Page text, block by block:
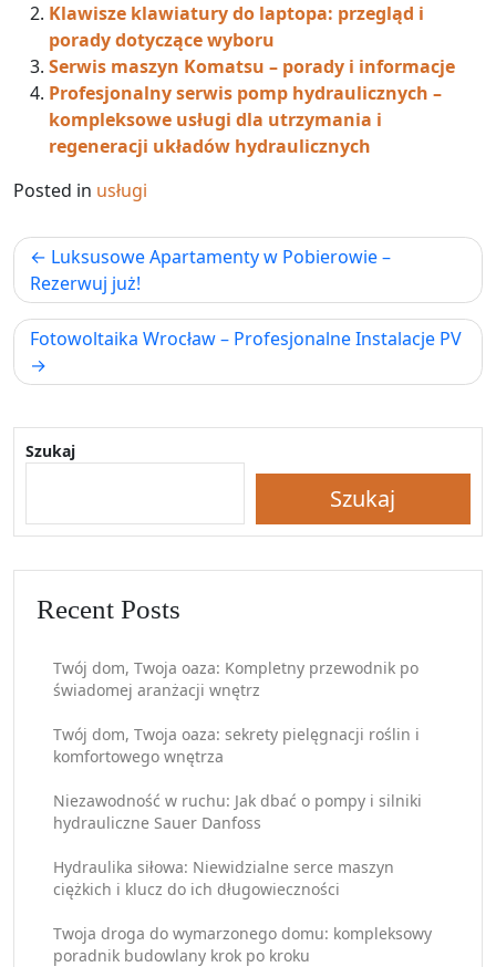
Klawisze klawiatury do laptopa: przegląd i
porady dotyczące wyboru
Serwis maszyn Komatsu – porady i informacje
Profesjonalny serwis pomp hydraulicznych –
kompleksowe usługi dla utrzymania i
regeneracji układów hydraulicznych
Posted in usługi
Nawigacja
wpisu
Luksusowe Apartamenty w Pobierowie –
Rezerwuj już!
Fotowoltaika Wrocław – Profesjonalne Instalacje PV
Szukaj
Szukaj
Recent Posts
Twój dom, Twoja oaza: Kompletny przewodnik po
świadomej aranżacji wnętrz
Twój dom, Twoja oaza: sekrety pielęgnacji roślin i
komfortowego wnętrza
Niezawodność w ruchu: Jak dbać o pompy i silniki
hydrauliczne Sauer Danfoss
Hydraulika siłowa: Niewidzialne serce maszyn
ciężkich i klucz do ich długowieczności
Twoja droga do wymarzonego domu: kompleksowy
poradnik budowlany krok po kroku